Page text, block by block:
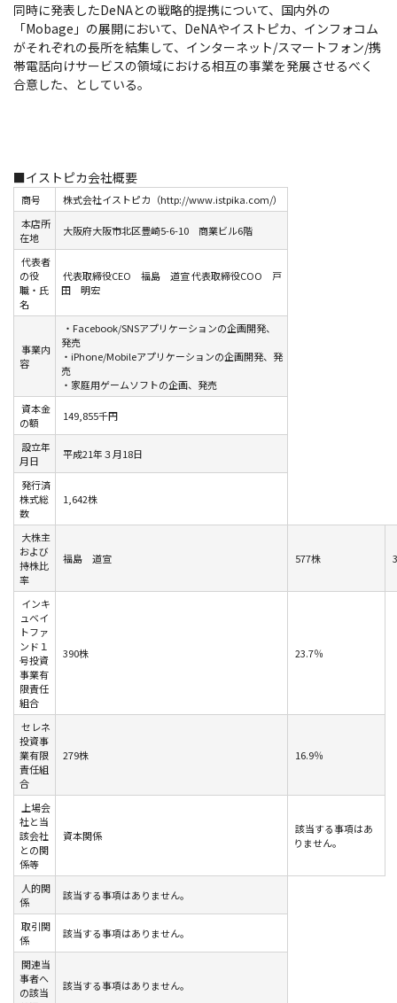
同時に発表したDeNAとの戦略的提携について、国内外の
「Mobage」の展開において、DeNAやイストピカ、インフォコム
がそれぞれの長所を結集して、インターネット/スマートフォン/携
帯電話向けサービスの領域における相互の事業を発展させるべく
合意した、としている。
■イストピカ会社概要
商号
株式会社イストピカ（http://www.istpika.com/）
本店所
在地
大阪府大阪市北区豊崎5-6-10 商業ビル6階
代表者
の役
職・氏
名
代表取締役CEO 福島 道宣 代表取締役COO 戸
田 明宏
事業内
容
・Facebook/SNSアプリケーションの企画開発、
発売
・iPhone/Mobileアプリケーションの企画開発、発
売
・家庭用ゲームソフトの企画、発売
資本金
の額
149,855千円
設立年
月日
平成21年３月18日
発行済
株式総
数
1,642株
大株主
および
持株比
率
福島 道宣 577株
インキ
ュベイ
トファ
ンド１
号投資
事業有
限責任
組合
390株 23.7％
セレネ
投資事
業有限
責任組
合
279株 16.9％
上場会
社と当
該会社
との関
係等
資本関係
該当する事項はあ
りません。
人的関
係
該当する事項はありません。
取引関
係
該当する事項はありません。
関連当
事者へ
の該当
該当する事項はありません。